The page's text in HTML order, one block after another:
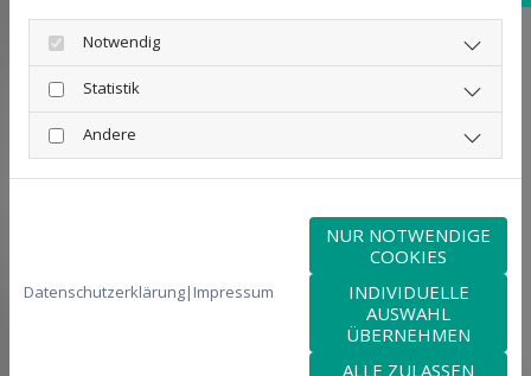
Sie wollen unsere Leistungen rund um Wohnungs- und
Haushaltsauflösungen in Salzgitter und Umgebung in
Anspruch nehmen? Rufen Sie uns an und vereinbaren
Sie einen unverbindlichen Besichtigungstermin mit
Kostenvoranschlag.
Notwendig
Statistik
Andere
Datenschutzerklärung| Impressum
NUR NOTWENDIGE
COOKIES
INDIVIDUELLE
AUSWAHL
ÜBERNEHMEN
ALLE ZULASSEN